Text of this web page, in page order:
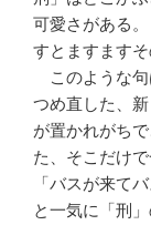
可愛さがある
すとますますそ
このような句
つめ直した、
が置かれがち
た、そこだけ
「バスが来て
と一気に「刑